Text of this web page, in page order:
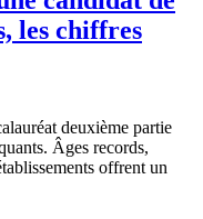
les chiffres
deuxième partie
Âges records,
offrent un